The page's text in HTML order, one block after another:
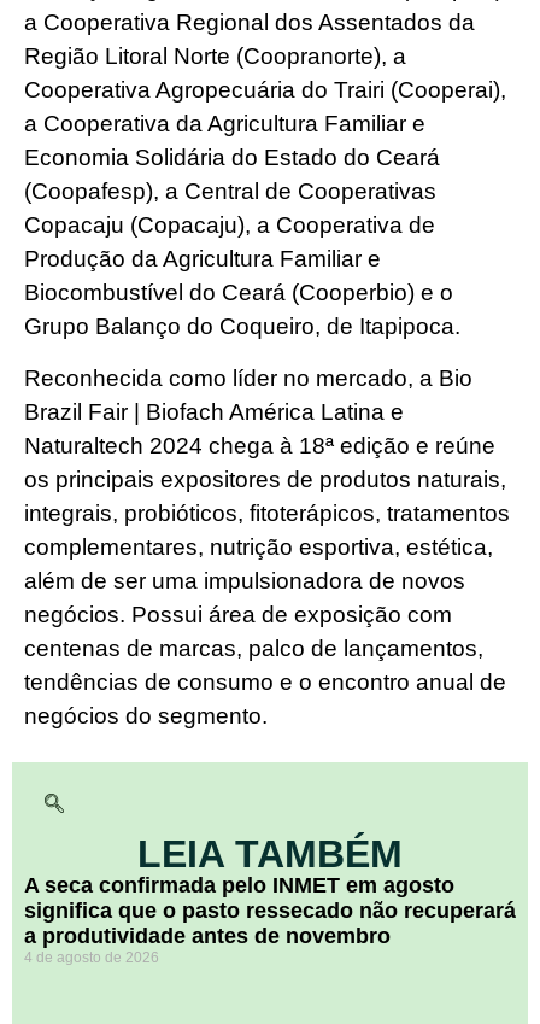
a Cooperativa Regional dos Assentados da
Região Litoral Norte (Coopranorte), a
Cooperativa Agropecuária do Trairi (Cooperai),
a Cooperativa da Agricultura Familiar e
Economia Solidária do Estado do Ceará
(Coopafesp), a Central de Cooperativas
Copacaju (Copacaju), a Cooperativa de
Produção da Agricultura Familiar e
Biocombustível do Ceará (Cooperbio) e o
Grupo Balanço do Coqueiro, de Itapipoca.
Reconhecida como líder no mercado, a Bio
Brazil Fair | Biofach América Latina e
Naturaltech 2024 chega à 18ª edição e reúne
os principais expositores de produtos naturais,
integrais, probióticos, fitoterápicos, tratamentos
complementares, nutrição esportiva, estética,
além de ser uma impulsionadora de novos
negócios. Possui área de exposição com
centenas de marcas, palco de lançamentos,
tendências de consumo e o encontro anual de
negócios do segmento.
LEIA TAMBÉM
A seca confirmada pelo INMET em agosto
significa que o pasto ressecado não recuperará
a produtividade antes de novembro
4 de agosto de 2026